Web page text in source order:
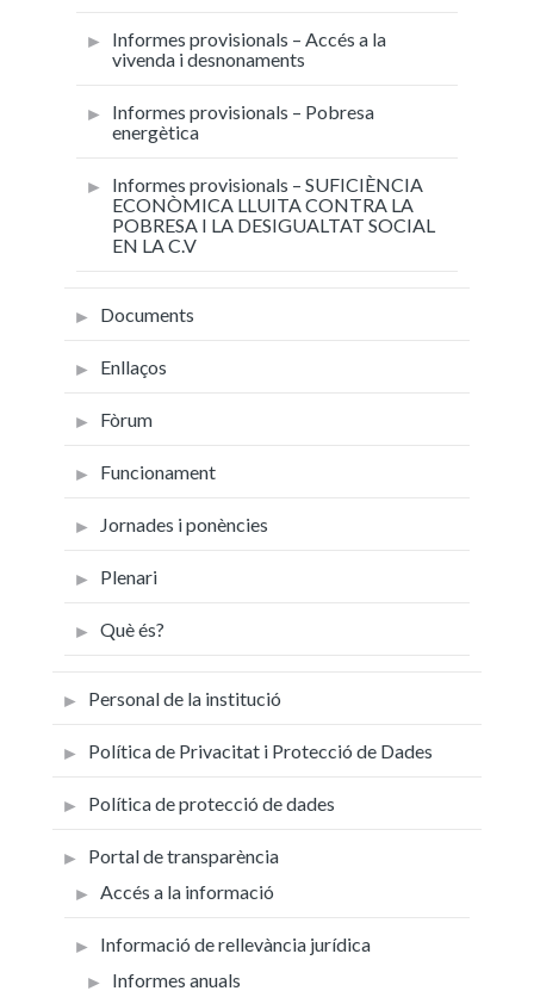
Informes provisionals – Accés a la
vivenda i desnonaments
Informes provisionals – Pobresa
energètica
Informes provisionals – SUFICIÈNCIA
ECONÒMICA LLUITA CONTRA LA
POBRESA I LA DESIGUALTAT SOCIAL
EN LA C.V
Documents
Enllaços
Fòrum
Funcionament
Jornades i ponències
Plenari
Què és?
Personal de la institució
Política de Privacitat i Protecció de Dades
Política de protecció de dades
Portal de transparència
Accés a la informació
Informació de rellevància jurídica
Informes anuals